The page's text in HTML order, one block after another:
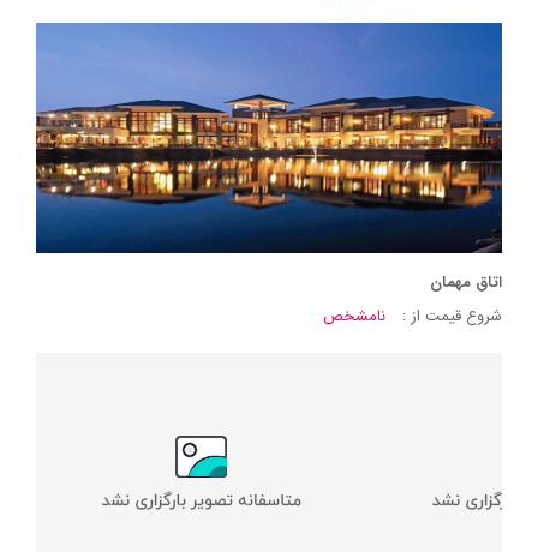
اتاق مهمان
شروع قیمت از :
نامشخص